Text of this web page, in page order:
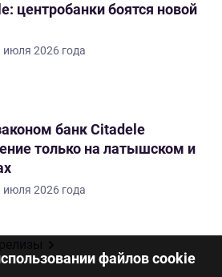
файлов cookie
центробанки боятся новой
июля 2026 года
банк Citadele
только на латышском и
июля 2026 года